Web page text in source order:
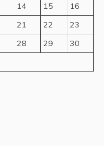
14 15
16
21 22
23
28 29
30